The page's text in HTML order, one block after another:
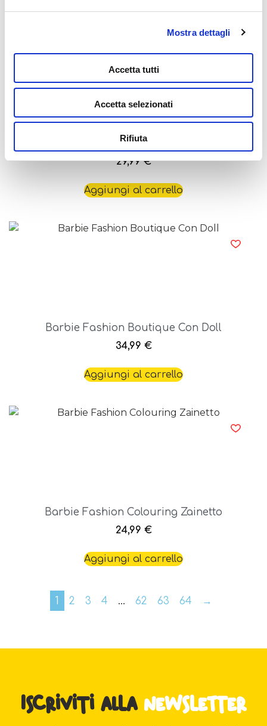
Mostra dettagli
Accetta tutti
Accetta selezionati
Rifiuta
Barbie Fashion Bluetooth Headphones
29,99€
Aggiungi al carrello
Barbie Fashion Boutique Con Doll
34,99 €
Aggiungi al carrello
Barbie Fashion Colouring Zainetto
24,99 €
Aggiungi al carrello
1 2 3 4 … 62 63 64 →
Iscriviti alla newsletter